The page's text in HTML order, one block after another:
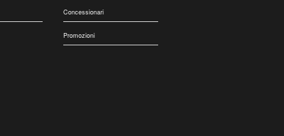
Concessionari
Promozioni